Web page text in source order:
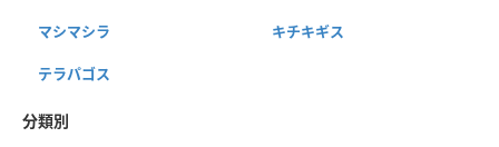
マシマシラ キチキギス
テラパゴス
分類別